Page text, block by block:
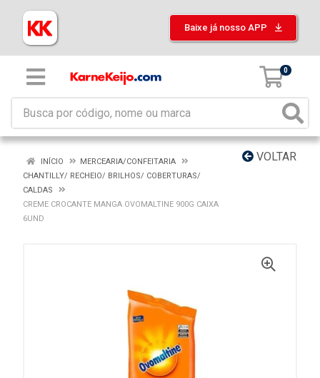
Baixe já nosso APP
0
VOLTAR
INÍCIO
MERCEARIA/CONFEITARIA
CHANTILLY/ RECHEIO/ BRILHOS/ COBERTURAS/
CALDAS
CREME CROCANTE MANGA OVOMALTINE 900G CAIXA
6UND